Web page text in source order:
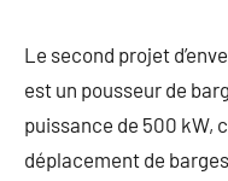
Le second projet
est un pousseur de
puissance de 500 kW,
déplacement de